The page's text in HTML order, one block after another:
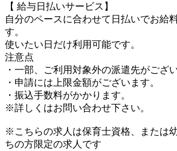
【 給与日払いサービス】
自分のペースに合わせて日払いでお給
す。
使いたい日だけ利用可能です。
注意点
・一部、ご利用対象外の派遣先がござ
・申請には上限金額がございます。
・振込手数料がかかります。
※詳しくはお問い合わせ下さい。
※こちらの求人は保育士資格、または
ちの方限定の求人です